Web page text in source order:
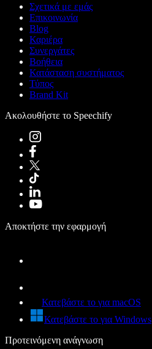
Σχετικά με εμάς
Επικοινωνία
Blog
Καριέρα
Συνεργάτες
Βοήθεια
Κατάσταση συστήματος
Τύπος
Brand Kit
Ακολουθήστε το Speechify
Αποκτήστε την εφαρμογή
Κατεβάστε το για macOS
Κατεβάστε το για Windows
Προτεινόμενη ανάγνωση